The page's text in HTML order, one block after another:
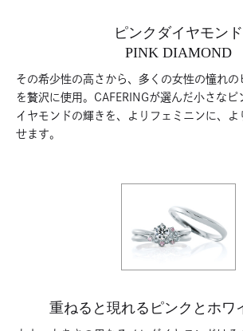
ピンクダイヤモンド
PINK DIAMOND
その希少性の高さから、多くの女性の憧れの
を贅沢に使用。CAFERINGが選んだ小さなピ
イヤモンドの輝きを、よりフェミニンに、
せます。
重ねると現れるピンクとホワ